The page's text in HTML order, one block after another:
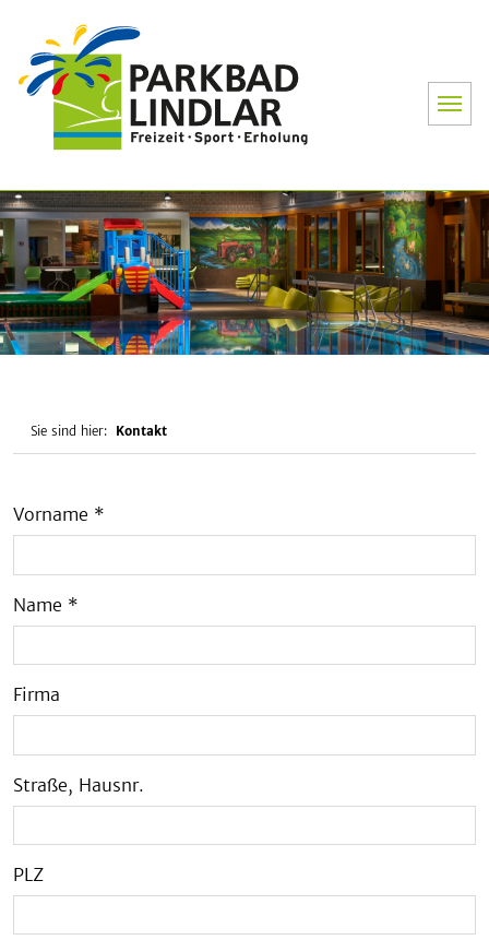
Sie sind hier: Kontakt
Vorname *
Name *
Firma
Straße, Hausnr.
PLZ